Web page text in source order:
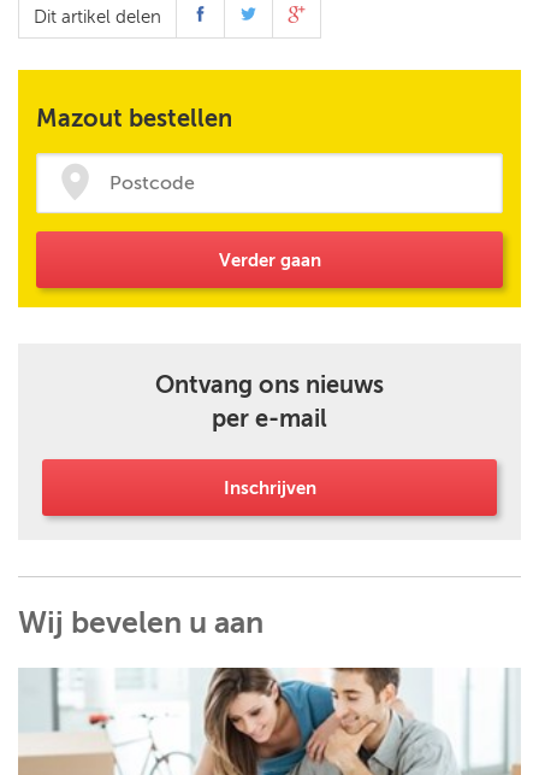
Dit artikel delen
Mazout bestellen
Verder gaan
Ontvang ons nieuws
per e-mail
Inschrijven
Wij bevelen u aan